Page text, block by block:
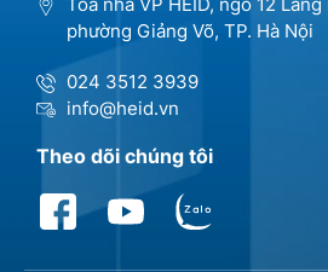
phường Giảng Võ, TP. Hà Nội
024 3512 3939
info@heid.vn
Theo dõi chúng tôi